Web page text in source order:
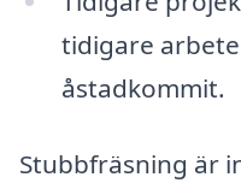
tidigare
åstadkommit.
Stubbfräsning är